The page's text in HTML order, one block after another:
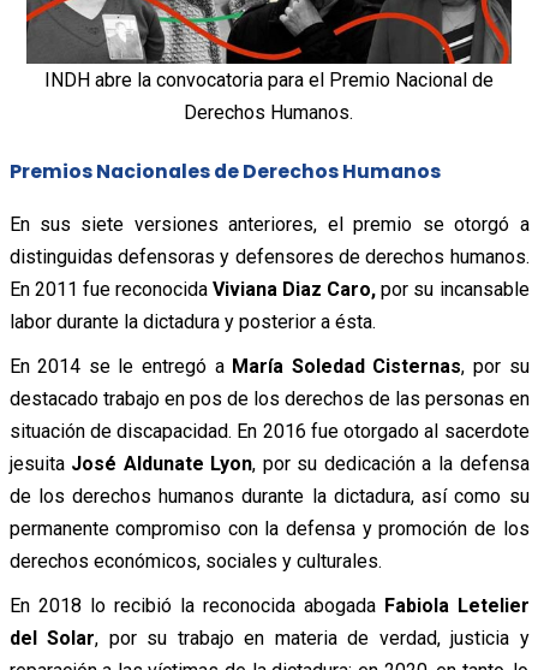
INDH abre la convocatoria para el Premio Nacional de
Derechos Humanos.
Premios Nacionales de Derechos Humanos
En sus siete versiones anteriores, el premio se otorgó a
distinguidas defensoras y defensores de derechos humanos.
En 2011 fue reconocida Viviana Diaz Caro, por su incansable
labor durante la dictadura y posterior a ésta.
En 2014 se le entregó a María Soledad Cisternas, por su
destacado trabajo en pos de los derechos de las personas en
situación de discapacidad. En 2016 fue otorgado al sacerdote
jesuita José Aldunate Lyon, por su dedicación a la defensa
de los derechos humanos durante la dictadura, así como su
permanente compromiso con la defensa y promoción de los
derechos económicos, sociales y culturales.
En 2018 lo recibió la reconocida abogada Fabiola Letelier
del Solar, por su trabajo en materia de verdad, justicia y